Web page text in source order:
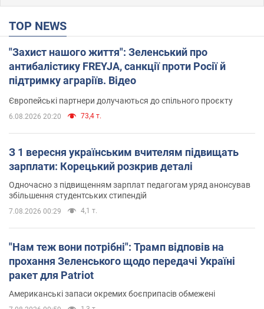
TOP NEWS
"Захист нашого життя": Зеленський про
антибалістику FREYJA, санкції проти Росії й
підтримку аграріїв. Відео
Європейські партнери долучаються до спільного проєкту
6.08.2026 20:20 73,4 т.
З 1 вересня українським вчителям підвищать
зарплати: Корецький розкрив деталі
Одночасно з підвищенням зарплат педагогам уряд анонсував
збільшення студентських стипендій
7.08.2026 00:29 4,1 т.
"Нам теж вони потрібні": Трамп відповів на
прохання Зеленського щодо передачі Україні
ракет для Patriot
Американські запаси окремих боєприпасів обмежені